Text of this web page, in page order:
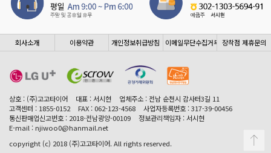
회사소개 이용약관 개인정보취급방침 이메일무단수집거부 장착점 제휴문의
상호 : (주)고고타이어 대표 : 서시현
업체주소 : 전남 순천시 감사터3길 11
고객센터 : 1855-0152
FAX : 062-123-4568
사업자등록번호 : 317-39-00456
통신판매업신고번호 : 2018-전남광양-00109
정보관리책임자 : 서시현
E-mail : njiwoo0@hanmail.net
copyright (c) 2018 (주)고고타이어. All rights reserved.